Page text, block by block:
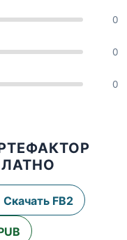
0
0
0
Скачать FB2